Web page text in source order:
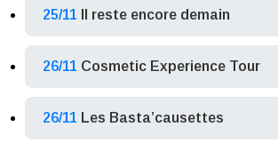
25/11 Il reste encore demain
26/11 Cosmetic Experience Tour
26/11 Les Basta’causettes